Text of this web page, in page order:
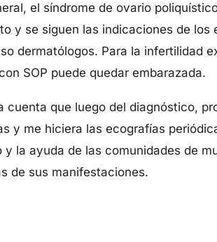
el síndrome de ovario
y se siguen las indicaciones de los
dermatólogos. Para la infertilidad
SOP puede quedar embarazada.
cuenta que luego del diagnóstico,
y me hiciera las ecografías
y la ayuda de las comunidades de
de sus manifestaciones.